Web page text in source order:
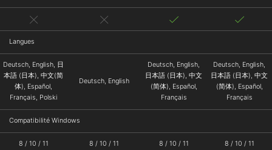
Langues
Deutsch, English, 日
本語 (日本), 中文(简
体), Español,
Français, Polski
Deutsch, English
Deutsch, English,
日本語 (日本), 中文
(简体), Español,
Français
Deutsch, English,
日本語 (日本), 中文
(简体), Español,
Français
Compatibilité Windows
8 / 10 / 11 8 / 10 / 11 8 / 10 / 11 8 / 10 / 11